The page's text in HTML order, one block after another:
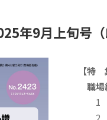
年9月上旬
【特
職場
1 経
2